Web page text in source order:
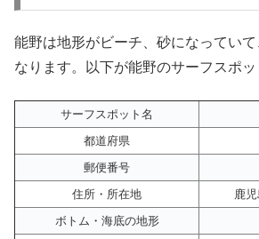
能野は地形がビーチ、砂になってい
なります。以下が能野のサーフスポッ
サーフスポット名
都道府県
郵便番号
住所・所在地
鹿
ボトム・海底の地形